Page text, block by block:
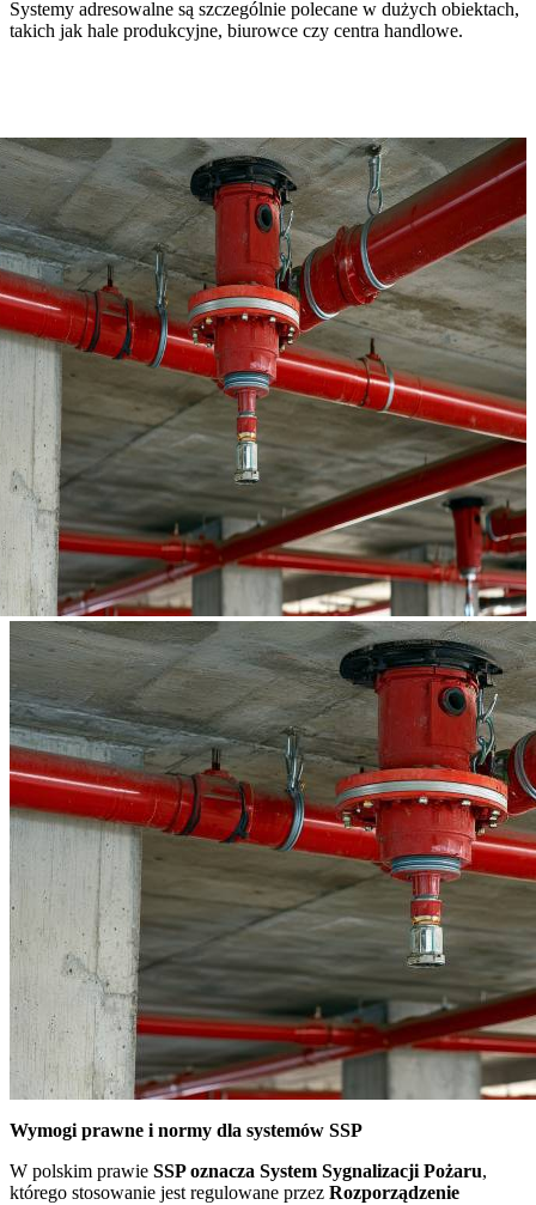
Systemy adresowalne są szczególnie polecane w dużych obiektach,
takich jak hale produkcyjne, biurowce czy centra handlowe.
Wymogi prawne i normy dla systemów SSP
W polskim prawie SSP oznacza System Sygnalizacji Pożaru,
którego stosowanie jest regulowane przez Rozporządzenie